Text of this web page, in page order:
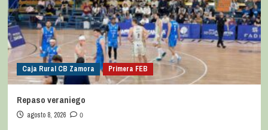
Caja Rural CB Zamora Primera FEB
Repaso veraniego
agosto 8, 2026 0